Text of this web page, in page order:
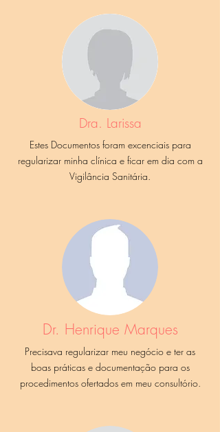
Dra. Larissa
Estes Documentos foram excenciais para
regularizar minha clínica e ficar em dia com a
Vigilância Sanitária.
Dr. Henrique Marques
Precisava regularizar meu negócio e ter as
boas práticas e documentação para os
procedimentos ofertados em meu consultório.